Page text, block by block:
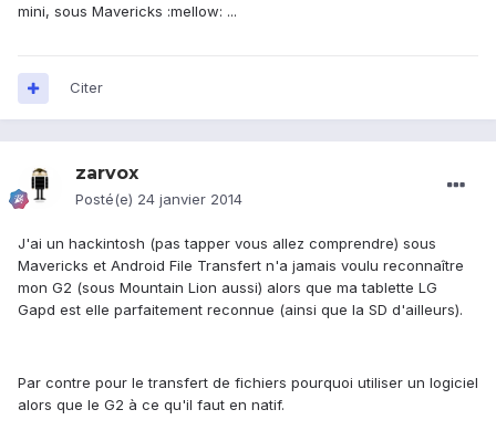
mini, sous Mavericks :mellow: ...
Citer
zarvox
Posté(e) 24 janvier 2014
J'ai un hackintosh (pas tapper vous allez comprendre) sous
Mavericks et Android File Transfert n'a jamais voulu reconnaître
mon G2 (sous Mountain Lion aussi) alors que ma tablette LG
Gapd est elle parfaitement reconnue (ainsi que la SD d'ailleurs).
Par contre pour le transfert de fichiers pourquoi utiliser un logiciel
alors que le G2 à ce qu'il faut en natif.